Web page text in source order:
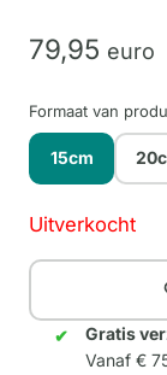
79,95 euro
Formaat van
15cm
Uitverkocht
Gratis
Vanaf €